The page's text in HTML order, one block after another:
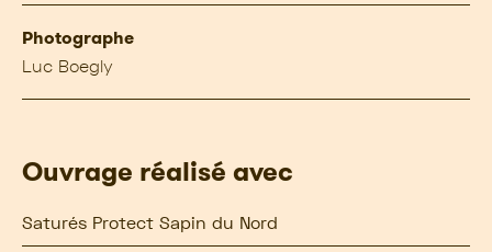
Photographe
Luc Boegly
Ouvrage réalisé avec
Saturés Protect Sapin du Nord